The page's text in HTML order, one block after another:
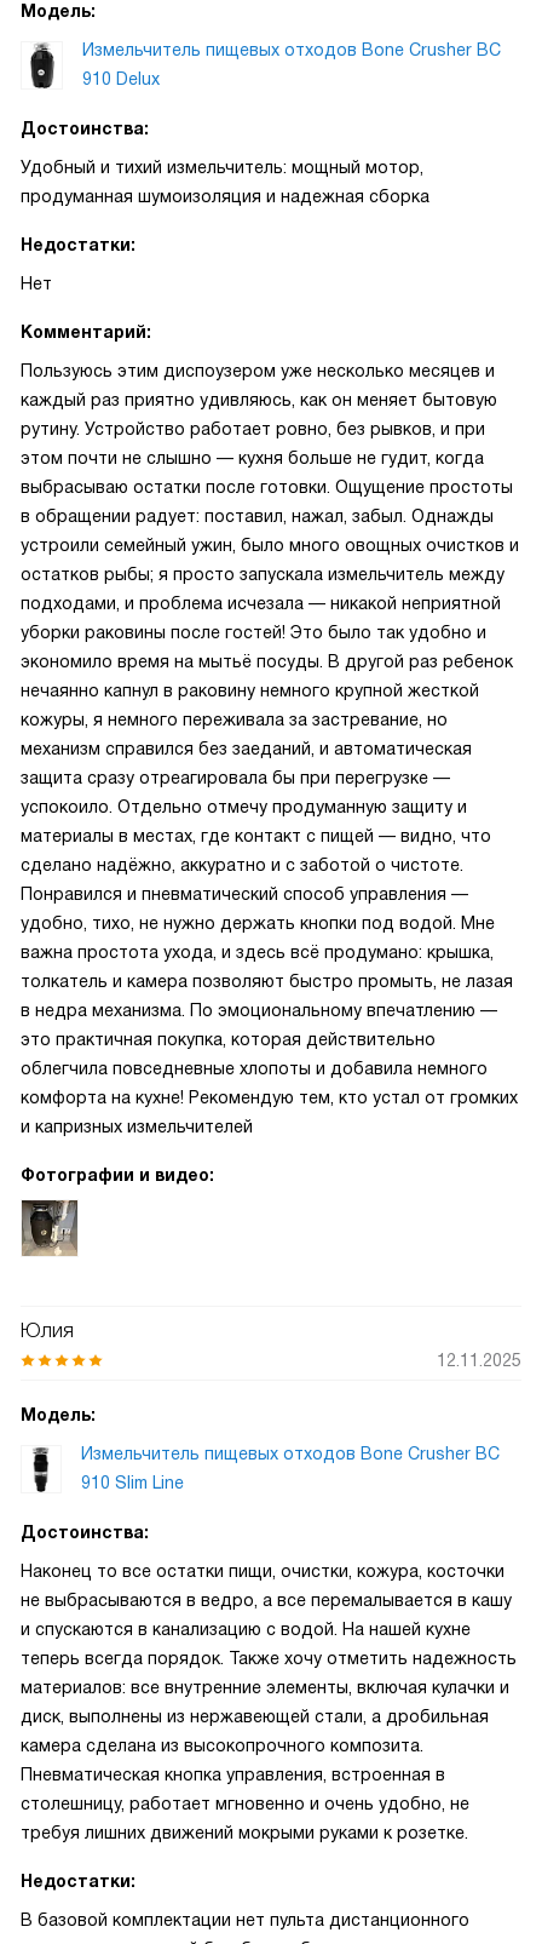
Модель:
Измельчитель пищевых отходов Bone Crusher BC
910 Delux
Достоинства:
Удобный и тихий измельчитель: мощный мотор,
продуманная шумоизоляция и надежная сборка
Недостатки:
Нет
Комментарий:
Пользуюсь этим диспоузером уже несколько месяцев и
каждый раз приятно удивляюсь, как он меняет бытовую
рутину. Устройство работает ровно, без рывков, и при
этом почти не слышно — кухня больше не гудит, когда
выбрасываю остатки после готовки. Ощущение простоты
в обращении радует: поставил, нажал, забыл. Однажды
устроили семейный ужин, было много овощных очистков и
остатков рыбы; я просто запускала измельчитель между
подходами, и проблема исчезала — никакой неприятной
уборки раковины после гостей! Это было так удобно и
экономило время на мытьё посуды. В другой раз ребенок
нечаянно капнул в раковину немного крупной жесткой
кожуры, я немного переживала за застревание, но
механизм справился без заеданий, и автоматическая
защита сразу отреагировала бы при перегрузке —
успокоило. Отдельно отмечу продуманную защиту и
материалы в местах, где контакт с пищей — видно, что
сделано надёжно, аккуратно и с заботой о чистоте.
Понравился и пневматический способ управления —
удобно, тихо, не нужно держать кнопки под водой. Мне
важна простота ухода, и здесь всё продумано: крышка,
толкатель и камера позволяют быстро промыть, не лазая
в недра механизма. По эмоциональному впечатлению —
это практичная покупка, которая действительно
облегчила повседневные хлопоты и добавила немного
комфорта на кухне! Рекомендую тем, кто устал от громких
и капризных измельчителей
Фотографии и видео:
Юлия
12.11.2025
Модель:
Измельчитель пищевых отходов Bone Crusher BC
910 Slim Line
Достоинства:
Наконец то все остатки пищи, очистки, кожура, косточки
не выбрасываются в ведро, а все перемалывается в кашу
и спускаются в канализацию с водой. На нашей кухне
теперь всегда порядок. Также хочу отметить надежность
материалов: все внутренние элементы, включая кулачки и
диск, выполнены из нержавеющей стали, а дробильная
камера сделана из высокопрочного композита.
Пневматическая кнопка управления, встроенная в
столешницу, работает мгновенно и очень удобно, не
требуя лишних движений мокрыми руками к розетке.
Недостатки:
В базовой комплектации нет пульта дистанционного